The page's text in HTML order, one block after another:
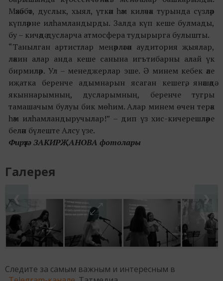
Мәхәббәт, дуслык, хыял, үткән һәм киләчәк турында сүзләр
күпләрне илһамландырды. Залда күп кеше булмады,
бу – кичәдә дусларча атмосфера тудырырга булышты.
“Танылган артистлар меңәрләгән аудитория җыялар,
ләкин алар анда кеше санына игътибарны алай үк
бирмиләр. Ул – менеджерлар эше. Ә минем кебек әле
иҗатка беренче адымнарын ясаган кешегә, янәшәдә
якыннарымның, дусларымның, беренче тугры
тамашачым булуы бик мөһим. Алар минем өчен терәк
һәм илһамландыручылар!” – дип үз хис-кичерешләре
белән бүлеште Алсу үзе.
Фирүзә ЗАКИРҖАНОВА фотолары
Галерея
❮ ❯
Следите за самым важным и интересным в